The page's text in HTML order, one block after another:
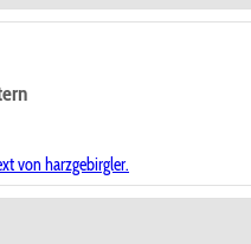
von harzgebirgler.